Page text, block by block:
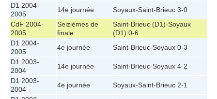
D1 2004-
2005
14e journée Soyaux-Saint-Brieuc 3-0
CdF 2004-
2005
Seizièmes de
finale
Saint-Brieuc (D1)-Soyaux
(D1) 0-6
D1 2004-
2005
4e journée Saint-Brieuc-Soyaux 0-3
D1 2003-
2004
14e journée Saint-Brieuc-Soyaux 4-2
D1 2003-
2004
4e journée Soyaux-Saint-Brieuc 2-1